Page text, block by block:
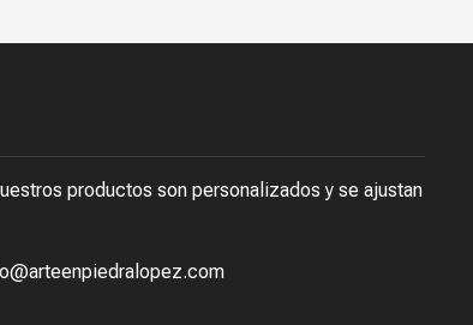
productos son personalizados y se ajustan